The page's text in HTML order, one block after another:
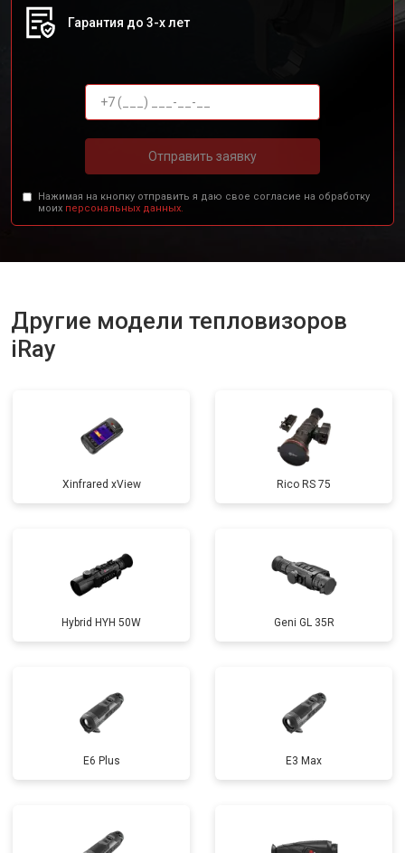
Гарантия до 3-х лет
Отправить заявку
Нажимая на кнопку отправить я даю свое согласие на обработку
моих персональных данных.
Другие модели тепловизоров
iRay
Xinfrared xView Rico RS 75
Hybrid HYH 50W Geni GL 35R
E6 Plus E3 Max